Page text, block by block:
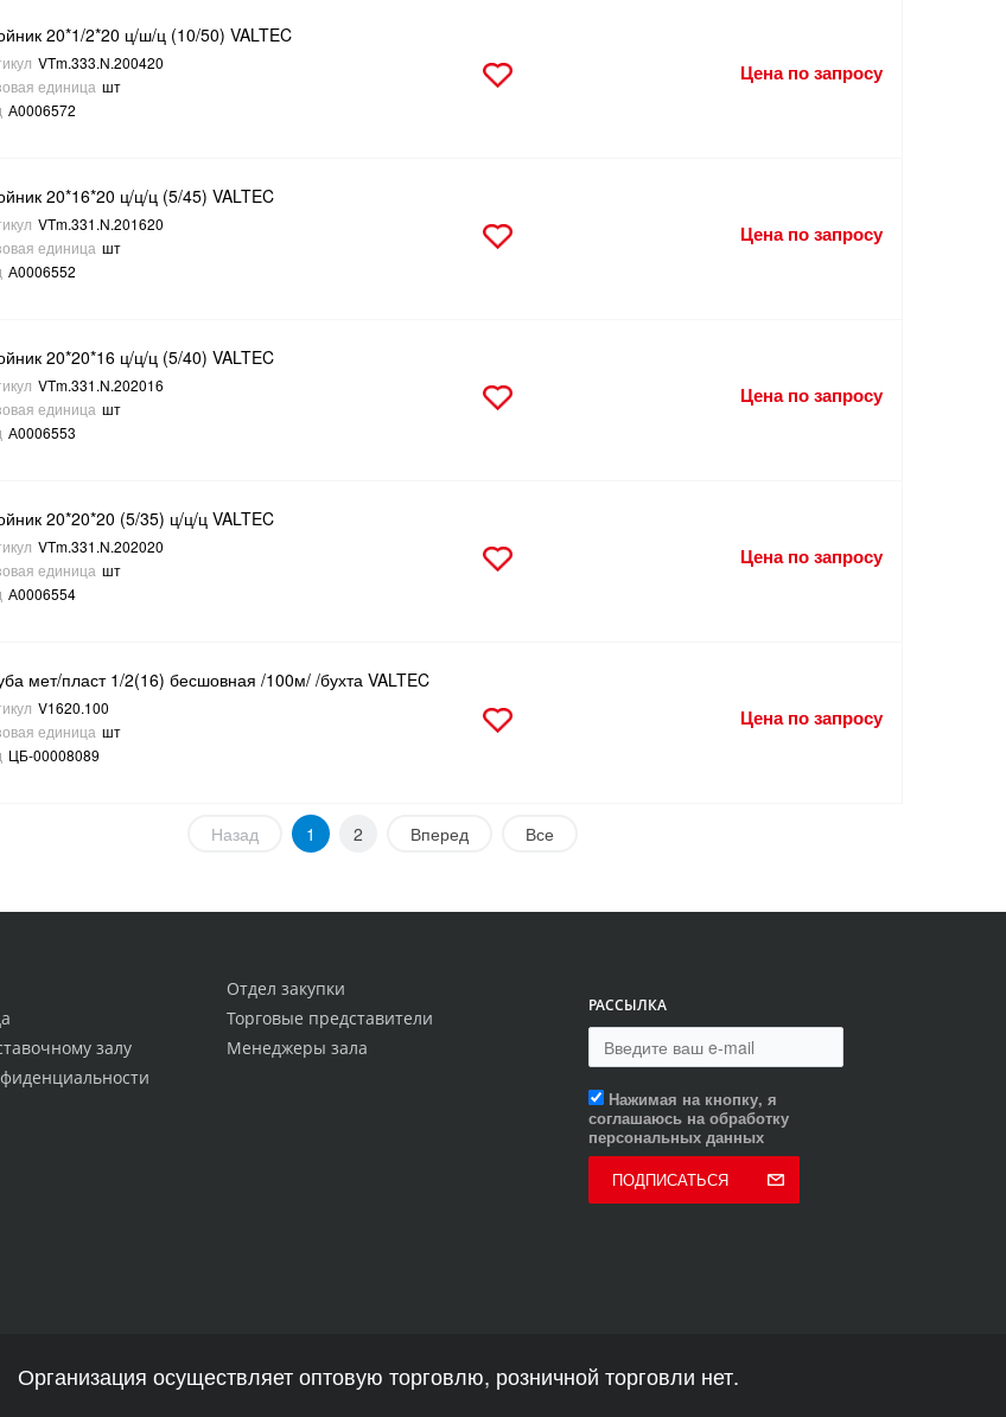
20*1/2*20 ц/ш/ц (10/50) VALTEC
VTm.333.N.200420
единица шт
А0006572
Цена по запросу
20*16*20 ц/ц/ц (5/45) VALTEC
VTm.331.N.201620
единица шт
А0006552
Цена по запросу
20*20*16 ц/ц/ц (5/40) VALTEC
VTm.331.N.202016
единица шт
А0006553
Цена по запросу
20*20*20 (5/35) ц/ц/ц VALTEC
VTm.331.N.202020
единица шт
А0006554
Цена по запросу
мет/пласт 1/2(16) бесшовная /100м/ /бухта VALTEC
V1620.100
единица шт
ЦБ-00008089
Цена по запросу
Назад 1 2 Вперед Все
Отдел закупки
Торговые представители
Менеджеры зала
залу
РАССЫЛКА
Нажимая на кнопку, я
соглашаюсь на обработку
персональных данных
ПОДПИСАТЬСЯ
Организация осуществляет оптовую торговлю, розничной торговли нет.